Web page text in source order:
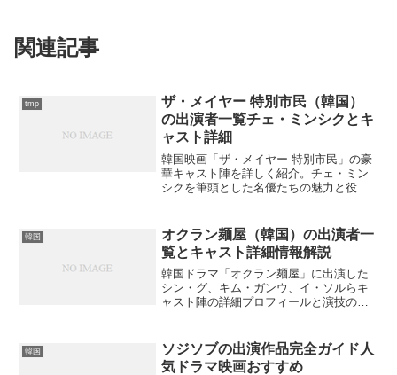
関連記事
tmp
ザ・メイヤー 特別市民（韓国）
の出演者一覧チェ・ミンシクとキ
ャスト詳細
韓国映画「ザ・メイヤー 特別市民」の豪
華キャスト陣を詳しく紹介。チェ・ミン
シクを筆頭とした名優たちの魅力と役柄
韓国
オクラン麺屋（韓国）の出演者一
覧とキャスト詳細情報解説
韓国ドラマ「オクラン麺屋」に出演した
シン・グ、キム・ガンウ、イ・ソルらキ
ャスト陣の詳細プロフィールと演技の見
韓国
ソジソブの出演作品完全ガイド人
気ドラマ映画おすすめ